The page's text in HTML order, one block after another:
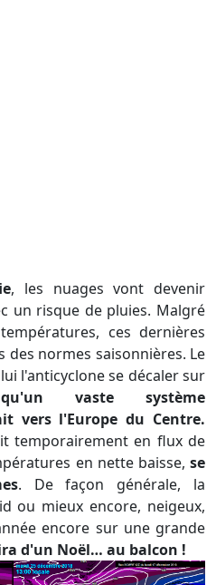
, les nuages vont devenir
un risque de pluies. Malgré
ces dernières
des normes saisonnières. Le
l'anticyclone se décaler sur
qu'un vaste système
vers l'Europe du Centre.
temporairement en flux de
en nette baisse, se
. De façon générale, la
ou mieux encore, neigeux,
encore sur une grande
d'un Noël… au balcon !